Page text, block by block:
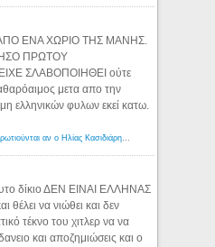
ΑΠΟ ΕΝΑ ΧΩΡΙΟ ΤΗΣ ΜΑΝΗΣ.
ΠΡΩΤΟΥ
ΣΛΑΒΟΠΟΙΗΘΕΙ ούτε
μετα απο την
ελληνικών φυλων εκεί κατω.
Αμερικανοί ρατσιστές αναρωτιούνται αν ο Ηλίας Κασιδιάρης ανήκει στη λευκή φυλή... - Λόγιος Ερμής
δίκιο ΔΕΝ ΕΙΝΑΙ ΕΛΛΗΝΑΣ
θέλει να νιώθει και δεν
τέκνο του χιτλερ να να
και αποζημιώσεις και ο